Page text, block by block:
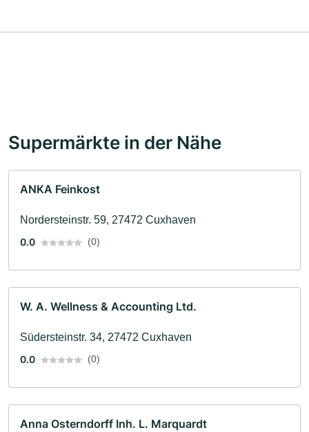
Supermärkte in der Nähe
ANKA Feinkost
Nordersteinstr. 59, 27472 Cuxhaven
0.0
(0)
W. A. Wellness & Accounting Ltd.
Südersteinstr. 34, 27472 Cuxhaven
0.0
(0)
Anna Osterndorff Inh. L. Marquardt